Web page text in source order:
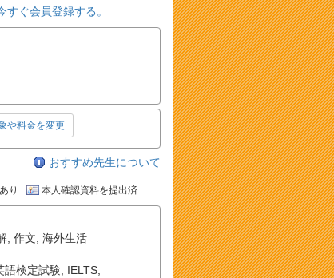
すぐ会員登録する。
や料金を変更
おすすめ先生について
り 本人確認資料を提出済
, 作文 海外生活
語検定試験, IELTS,